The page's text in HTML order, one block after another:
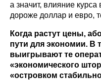
а значит, влияние
дороже доллар и евро,
Когда растут цены,
пути для экономии. В
выигрывают те
«экономического
«островком